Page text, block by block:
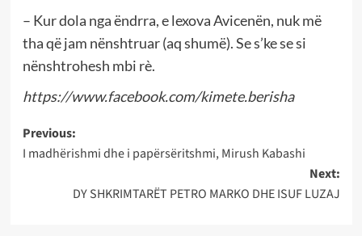
– Kur dola nga ëndrra, e lexova Avicenën, nuk më
tha që jam nënshtruar (aq shumë). Se s’ke se si
nënshtrohesh mbi rè.
https://www.facebook.com/kimete.berisha
Post
navigation
Previous:
I madhërishmi dhe i papërsëritshmi, Mirush Kabashi
Next:
DY SHKRIMTARËT PETRO MARKO DHE ISUF LUZAJ